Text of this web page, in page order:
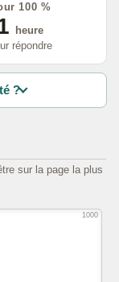
100 %
heure
répondre
?
sur la page la plus
1000